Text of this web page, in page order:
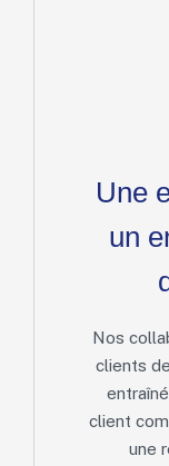
Une
un
Nos
clients
client
une